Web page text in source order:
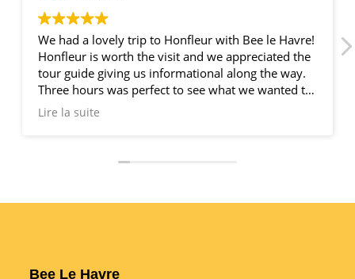
We had a lovely trip to Honfleur with Bee le Havre!
Honfleur is worth the visit and we appreciated the
tour guide giving us informational along the way.
Three hours was perfect to see what we wanted to
see and have some lunch. We appreciated that
Lire la suite
Bee Le Havre